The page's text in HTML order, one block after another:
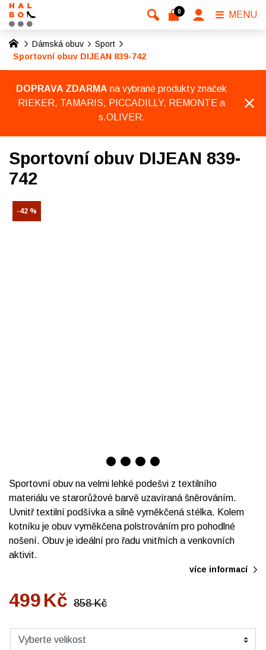
Dámská obuv
Sport
Sportovní obuv DIJEAN 839-742
DOPRAVA ZDARMA na vybrané produkty značek
RIEKER, TAMARIS, PICCADILLY, REMONTE a
s.OLIVER.
Sportovní obuv DIJEAN 839-
742
-42 %
Sportovní obuv na velmi lehké podešvi z textilního
materiálu ve starorůžové barvě uzavíraná šněrováním.
Uvnitř textilní podšívka a silně vyměkčená stélka. Kolem
kotníku je obuv vyměkčena polstrováním pro pohodlné
nošení. Obuv je ideální pro řadu vnitřních a venkovních
aktivit.
více informací
499Kč 858 Kč
0 MENU